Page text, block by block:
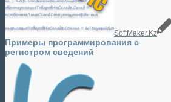
SoftMaker.Kz
Примеры программирования с
регистром сведений